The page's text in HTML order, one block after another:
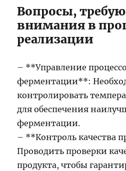
Вопросы,
внимания в
реализации
– **Управление
ферментации**:
контролировать
для обеспечения
ферментации.
– **Контроль качества
Проводить проверки
продукта, чтобы